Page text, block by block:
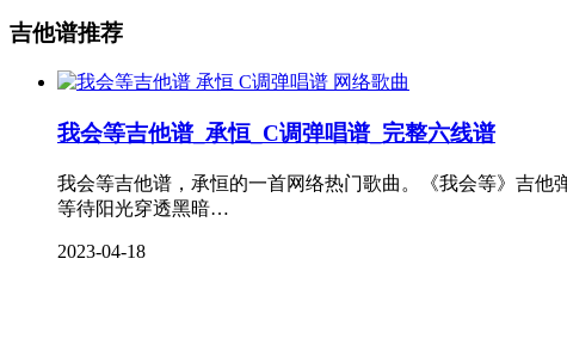
吉他谱推荐
网络歌曲
我会等吉他谱_承恒_C调弹唱谱_完整六线谱
我会等吉他谱，承恒的一首网络热门歌曲。《我会等》吉他
等待阳光穿透黑暗…
2023-04-18